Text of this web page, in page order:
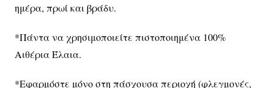
ημέρα, πρωί και βράδυ.
*Πάντα να χρησιμοποιείτε πιστοποιημένα 100%
Αιθέρια Έλαια.
*Εφαρμόστε μόνο στη πάσχουσα περιοχή (φλεγμονές,